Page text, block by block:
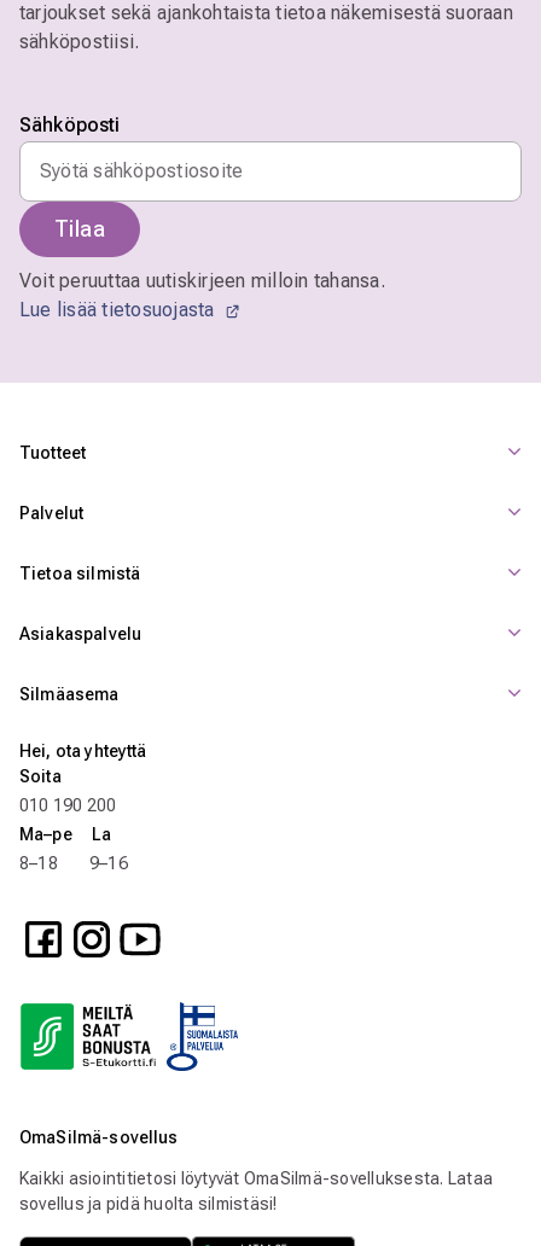
tarjoukset sekä ajankohtaista tietoa näkemisestä suoraan
sähköpostiisi.
Sähköposti
Tilaa
Voit peruuttaa uutiskirjeen milloin tahansa.
Lue lisää tietosuojasta
Tuotteet
Palvelut
Tietoa silmistä
Asiakaspalvelu
Silmäasema
Hei, ota yhteyttä
Soita
010 190 200
Ma–pe La
8–18 9–16
OmaSilmä-sovellus
Kaikki asiointitietosi löytyvät OmaSilmä-sovelluksesta. Lataa
sovellus ja pidä huolta silmistäsi!